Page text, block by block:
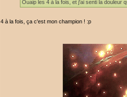
Ouaip les 4 à la fois, et j'ai senti la douleur
4 à la fois, ça c'est mon champion ! :p